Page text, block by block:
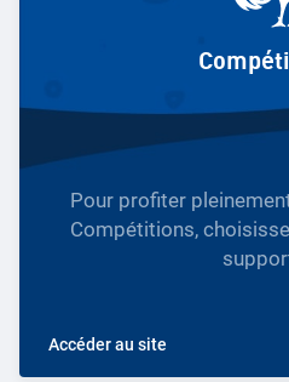
Pour profiter
Compétitions,
Accéder au site